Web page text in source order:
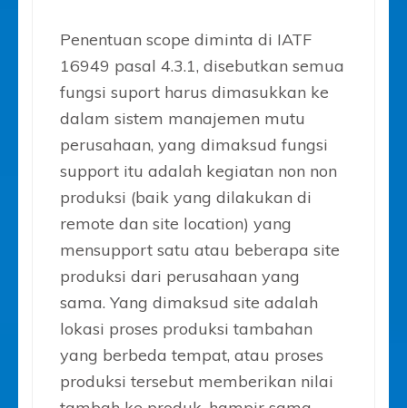
Penentuan scope diminta di IATF
16949 pasal 4.3.1, disebutkan semua
fungsi suport harus dimasukkan ke
dalam sistem manajemen mutu
perusahaan, yang dimaksud fungsi
support itu adalah kegiatan non non
produksi (baik yang dilakukan di
remote dan site location) yang
mensupport satu atau beberapa site
produksi dari perusahaan yang
sama. Yang dimaksud site adalah
lokasi proses produksi tambahan
yang berbeda tempat, atau proses
produksi tersebut memberikan nilai